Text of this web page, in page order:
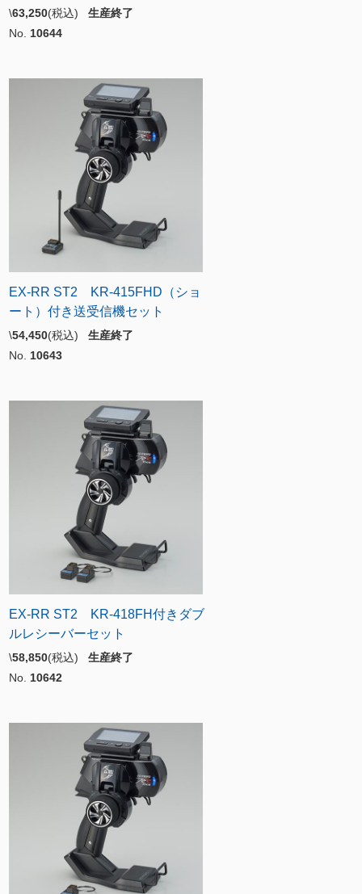
\63,250(税込) 生産終了
No. 10644
EX-RR ST2 KR-415FHD（ショ
ート）付き送受信機セット
\54,450(税込) 生産終了
No. 10643
EX-RR ST2 KR-418FH付きダブ
ルレシーバーセット
\58,850(税込) 生産終了
No. 10642